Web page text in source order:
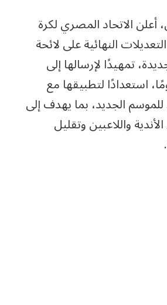
الاتحاد المصري لكرة
النهائية على لائحة
تمهيدًا لإرسالها إلى
خلال 15 يومًا، استعدادًا لتطبيقها مع
للموسم الجديد، بما يهدف إلى
واللاعبين وتقليل